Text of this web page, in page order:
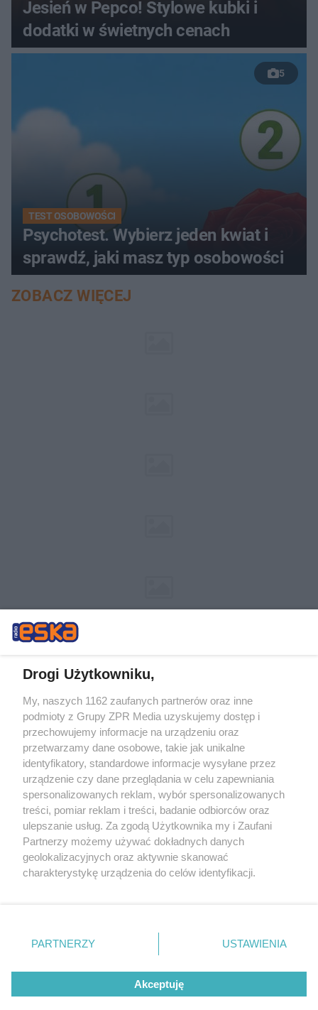
Jesień w Pepco! Stylowe kubki i
dodatki w świetnych cenach
5
TEST OSOBOWOŚCI
Psychotest. Wybierz jeden kwiat i
sprawdź, jaki masz typ osobowości
ZOBACZ WIĘCEJ
Żaden utwór zamieszczony w serwisie nie może być powielany i
rozpowszechniany lub dalej rozpowszechniany w jakikolwiek sposób (w
tym także elektroniczny lub mechaniczny) na jakimkolwiek polu
eksploatacji w jakiejkolwiek formie, włącznie z umieszczaniem w
Internecie bez pisemnej zgody właściciela praw. Jakiekolwiek użycie lub
wykorzystanie utworów w całości lub w części z naruszeniem prawa,
tzn. bez właściwej zgody, jest zabronione pod groźbą kary i może być
ścigane prawnie.
© 2026 Grupa ZPR Media
Drogi Użytkowniku,
My, naszych 1162 zaufanych partnerów oraz inne
podmioty z Grupy ZPR Media uzyskujemy dostęp i
przechowujemy informacje na urządzeniu oraz
przetwarzamy dane osobowe, takie jak unikalne
identyfikatory, standardowe informacje wysyłane przez
urządzenie czy dane przeglądania w celu zapewniania
spersonalizowanych reklam, wybór spersonalizowanych
treści, pomiar reklam i treści, badanie odbiorców oraz
ulepszanie usług. Za zgodą Użytkownika my i Zaufani
Partnerzy możemy używać dokładnych danych
geolokalizacyjnych oraz aktywnie skanować
charakterystykę urządzenia do celów identyfikacji.
zmienić/wycofać klikając przycisk ustawień prywatności
znajdujący się w lewym dolnym rogu strony
rodzaje przetwarzania danych nie wymagają zgody
użytkownika, ale masz prawo sprzeciwić się takiemu
przetwarzaniu. Preferencje będą miały zastosowanie tylko
PARTNERZY USTAWIENIA
Akceptuję